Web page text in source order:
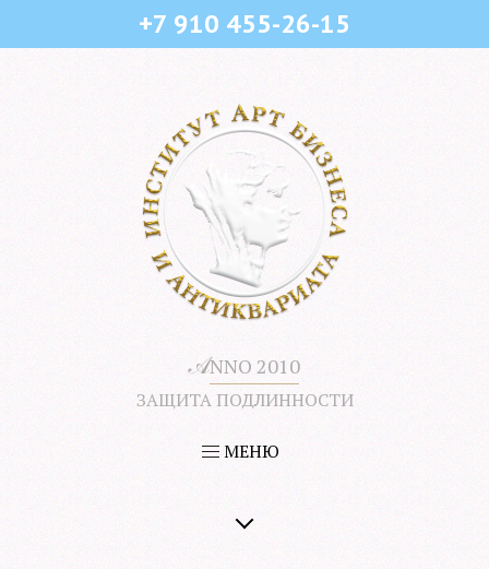
+7 910 455-26-15
𝒜NNO 2010
ЗАЩИТА ПОДЛИННОСТИ
МЕНЮ